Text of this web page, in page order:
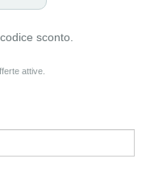
sconto.
attive.